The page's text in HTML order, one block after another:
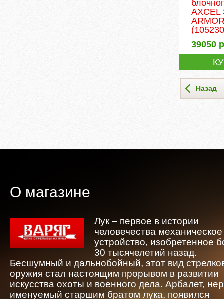
AXCEL
39050
Назад
О магазине
Лук – первое в истории
человечества механическое
устройство, изобретенное
30 тысячелетий назад.
Бесшумный и дальнобойный, этот вид
оружия стал настоящим прорывом в развитии
искусства охоты и военного дела. Арбалет,
именуемый старшим братом лука, появился